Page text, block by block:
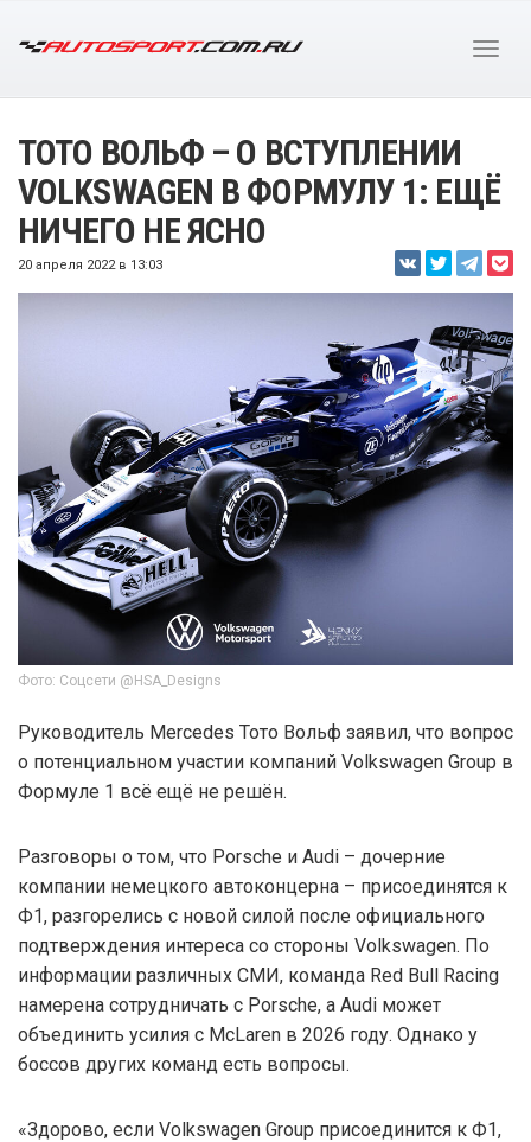
ТОТО ВОЛЬФ – О ВСТУПЛЕНИИ
VOLKSWAGEN В ФОРМУЛУ 1: ЕЩЁ
НИЧЕГО НЕ ЯСНО
20 апреля 2022 в 13:03
Фото: Соцсети @HSA_Designs
Руководитель Mercedes Тото Вольф заявил, что вопрос
о потенциальном участии компаний Volkswagen Group в
Формуле 1 всё ещё не решён.
Разговоры о том, что Porsche и Audi – дочерние
компании немецкого автоконцерна – присоединятся к
Ф1, разгорелись с новой силой после официального
подтверждения интереса со стороны Volkswagen. По
информации различных СМИ, команда Red Bull Racing
намерена сотрудничать с Porsche, а Audi может
объединить усилия с McLaren в 2026 году. Однако у
боссов других команд есть вопросы.
«Здорово, если Volkswagen Group присоединится к Ф1,